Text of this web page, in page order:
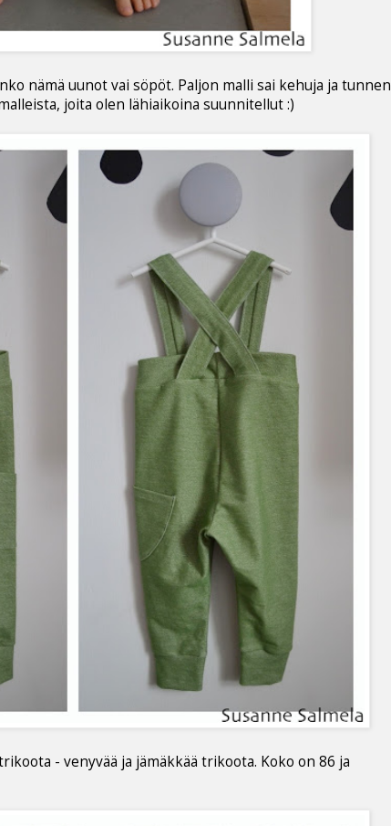
nämä uunot vai söpöt. Paljon malli sai kehuja ja tunnen
joita olen lähiaikoina suunnitellut :)
- venyvää ja jämäkkää trikoota. Koko on 86 ja